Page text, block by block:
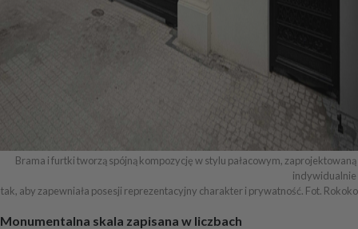
Brama i furtki tworzą spójną kompozycję w stylu pałacowym, zaprojektowaną
indywidualnie
tak, aby zapewniała posesji reprezentacyjny charakter i prywatność. Fot. Rokoko
Monumentalna skala zapisana w liczbach